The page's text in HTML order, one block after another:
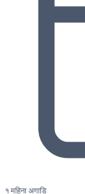
१ महिना अगाडि